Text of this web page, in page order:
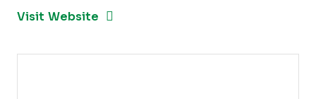
Visit Website Opens New Window